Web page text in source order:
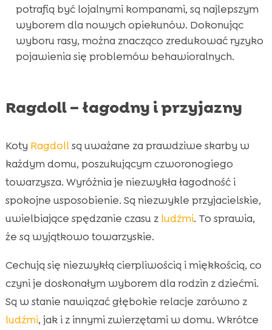
potrafią być lojalnymi kompanami, są najlepszym
wyborem dla nowych opiekunów. Dokonując
wyboru rasy, można znacząco zredukować ryzyko
pojawienia się problemów behawioralnych.
Ragdoll – łagodny i przyjazny
Koty Ragdollsą uważane za prawdziwe skarby w
każdym domu, poszukującym czworonogiego
towarzysza. Wyróżnia je niezwykła łagodność i
spokojne usposobienie. Są niezwykle przyjacielskie,
uwielbiające spędzanie czasu z ludźmi. To sprawia,
że są wyjątkowo towarzyskie.
Cechują się niezwykłą cierpliwością i miękkością, co
czyni je doskonałym wyborem dla rodzin z dziećmi.
Są w stanie nawiązać głębokie relacje zarówno z
ludźmi, jak i z innymi zwierzętami w domu. Wkrótce